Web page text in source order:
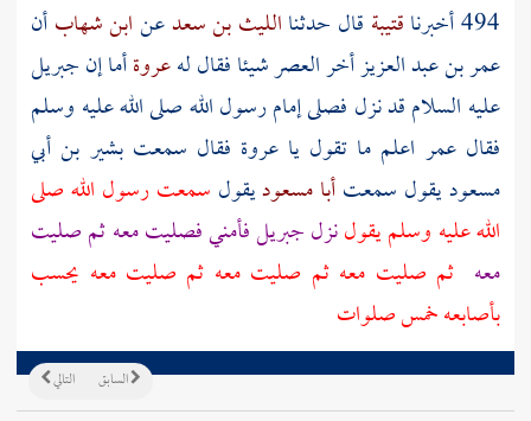
494 أخبرنا
قتيبة قال حدثناالليث بن سعدعنابن شهابأن
عمر بن عبد العزيزأخر العصر شيئا فقال لهعروةأما إنجبريل
عليه السلام قد نزل فصلى إمام رسول الله صلى الله عليه وسلم
فقالعمر اعلم ما تقول ياعروة فقال سمعتبشير بن أبي
مسعوديقول سمعتأبا مسعوديقول سمعت رسول الله صلى
الله عليه وسلم يقولنزلجبريلفأمني فصليت معه ثم صليت
معه ثم صليت معه ثم صليت معه ثم صليت معه يحسب
بأصابعه خمس صلوات
التالي السابق